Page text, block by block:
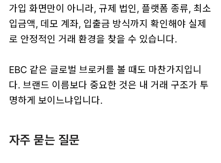
가입 화면만이 아니라, 규제 법인, 플랫폼 종류, 최소
입금액, 데모 계좌, 입출금 방식까지 확인해야 실제
로 안정적인 거래 환경을 찾을 수 있습니다.
EBC 같은 글로벌 브로커를 볼 때도 마찬가지입니
다. 브랜드 이름보다 중요한 것은 내 거래 구조가 투
명하게 보이느냐입니다.
자주 묻는 질문